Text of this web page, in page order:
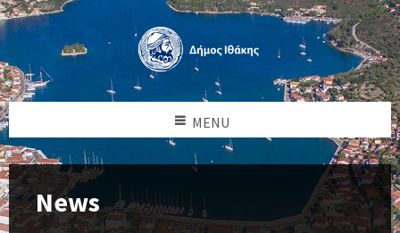
MENU
News